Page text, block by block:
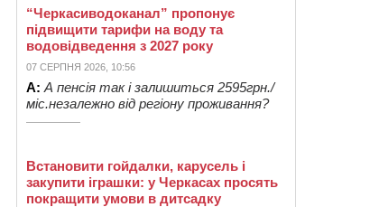
“Черкасиводоканал” пропонує
підвищити тарифи на воду та
водовідведення з 2027 року
07 СЕРПНЯ 2026, 10:56
А: А пенсія так і залишиться 2595грн./
міс.незалежно від регіону проживання?
Встановити гойдалки, карусель і
закупити іграшки: у Черкасах просять
покращити умови в дитсадку